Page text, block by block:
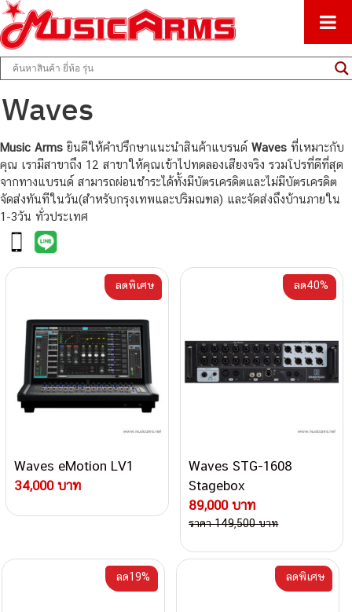
Music Arms
ศูนย์รวมครื่องดนตรีทุกชนิด ตั้งแต่เริ่มต้นถึงมืออาชีพ
Waves
Music Arms ยินดีให้คำปรึกษาแนะนำสินค้าแบรนด์ Waves ที่เหมาะกับ
คุณ เรามีสาขาถึง 12 สาขาให้คุณเข้าไปทดลองเสียงจริง รวมโปรที่ดีที่สุด
จากทางแบรนด์ สามารถผ่อนชำระได้ทั้งมีบัตรเครดิตและไม่มีบัตรเครดิต
จัดส่งทันทีในวัน(สำหรับกรุงเทพและปริมณฑล) และจัดส่งถึงบ้านภายใน
1-3วัน ทั่วประเทศ
Waves eMotion LV1
34,000 บาท
ลดพิเศษ
Waves STG-1608
Stagebox
89,000 บาท
ลด40%
ราคา 149,500 บาท
ลด19% ลดพิเศษ